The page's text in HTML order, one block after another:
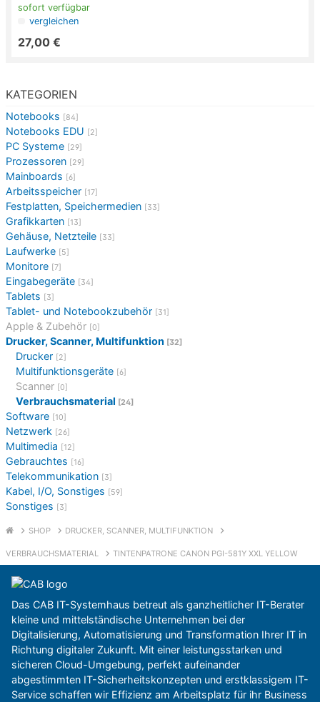
KATEGORIEN
Notebooks [84]
Notebooks EDU [2]
PC Systeme [29]
Prozessoren [29]
Mainboards [6]
Arbeitsspeicher [17]
Festplatten, Speichermedien [33]
Grafikkarten [13]
Gehäuse, Netzteile [33]
Laufwerke [5]
Monitore [7]
Eingabegeräte [34]
Tablets [3]
Tablet- und Notebookzubehör [31]
Apple & Zubehör [0]
Drucker, Scanner, Multifunktion [32]
Drucker [2]
Multifunktionsgeräte [6]
Scanner [0]
Verbrauchsmaterial [24]
Software [10]
Netzwerk [26]
Multimedia [12]
Gebrauchtes [16]
Telekommunikation [3]
Kabel, I/O, Sonstiges [59]
Sonstiges [3]
sofort verfügbar
vergleichen
27,00 €
SHOP DRUCKER, SCANNER, MULTIFUNKTION
VERBRAUCHSMATERIAL TINTENPATRONE CANON PGI-581Y XXL YELLOW
Das CAB IT-Systemhaus betreut als ganzheitlicher IT-Berater
kleine und mittelständische Unternehmen bei der
Digitalisierung, Automatisierung und Transformation Ihrer IT in
Richtung digitaler Zukunft. Mit einer leistungsstarken und
sicheren Cloud-Umgebung, perfekt aufeinander
abgestimmten IT-Sicherheitskonzepten und erstklassigem IT-
Service schaffen wir Effizienz am Arbeitsplatz für ihr Business